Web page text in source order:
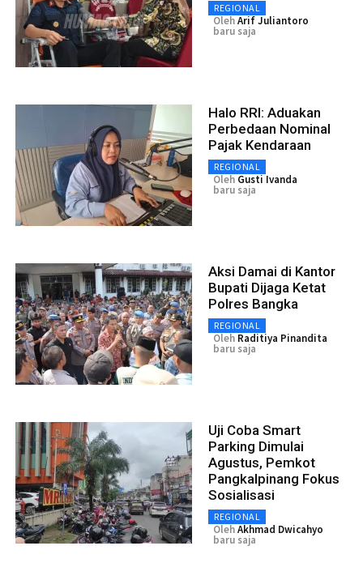
REGIONAL
OlehArif Juliantoro
baru saja
Halo RRI: Aduakan
Perbedaan Nominal
Pajak Kendaraan
REGIONAL
Oleh Gusti Ivanda
baru saja
Aksi Damai di Kantor
Bupati Dijaga Ketat
Polres Bangka
REGIONAL
Oleh Raditiya Pinandita
baru saja
Uji Coba Smart
Parking Dimulai
Agustus, Pemkot
Pangkalpinang Fokus
Sosialisasi
REGIONAL
OlehAkhmad Dwicahyo
baru saja